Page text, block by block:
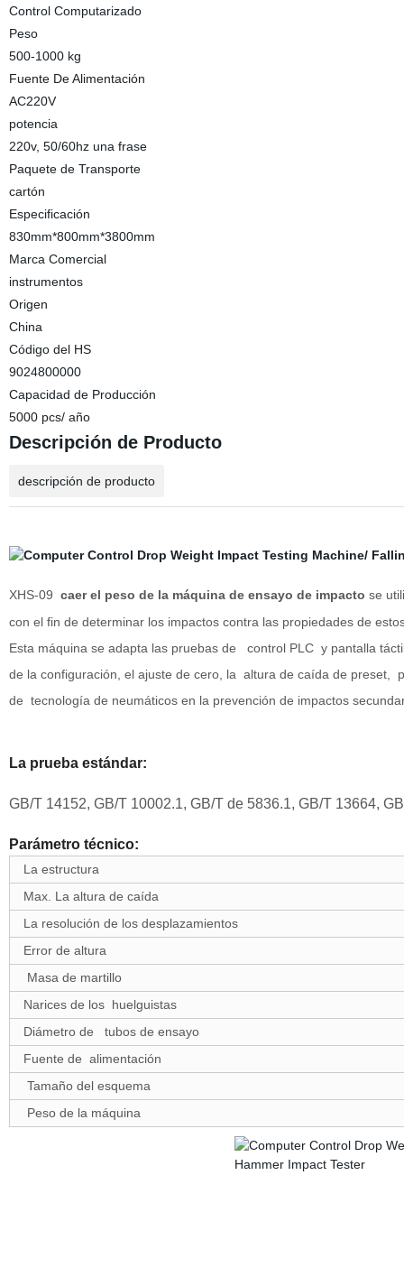
Control Computarizado
Peso
500-1000 kg
Fuente De Alimentación
AC220V
potencia
220v, 50/60hz una frase
Paquete de Transporte
cartón
Especificación
830mm*800mm*3800mm
Marca Comercial
instrumentos
Origen
China
Código del HS
9024800000
Capacidad de Producción
5000 pcs/ año
Descripción de Producto
descripción de producto
XHS-09 caer el peso de la máquina de ensayo de impacto se
con el fin de determinar los impactos contra las propiedades de
Esta máquina se adapta las pruebas de
control PLC y pantalla
de la configuración, el ajuste de cero, la altura de caída de preset,
de tecnología de neumáticosen la prevención de impactos
La prueba estándar:
GB/T 14152, GB/T 10002.1, GB/T de 5836.1, GB/T 13664,
Parámetro técnico:
La estructura
Max. La altura de caída
La resolución de los desplazamientos
Error de altura
Masa de martillo
Narices de los huelguistas
Diámetro de
tubos de ensayo
Fuente de alimentación
Tamaño del esquema
Peso de la máquina